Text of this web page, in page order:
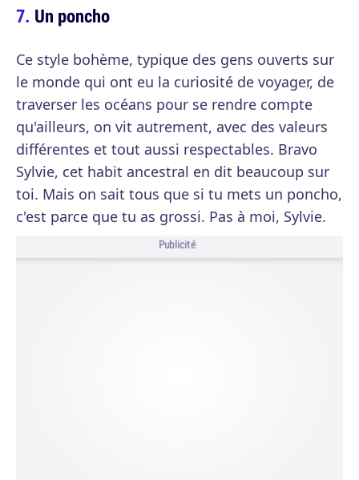
Un poncho
Ce style bohème, typique des gens ouverts sur
le monde qui ont eu la curiosité de voyager, de
traverser les océans pour se rendre compte
qu'ailleurs, on vit autrement, avec des valeurs
différentes et tout aussi respectables. Bravo
Sylvie, cet habit ancestral en dit beaucoup sur
toi. Mais on sait tous que si tu mets un poncho,
c'est parce que tu as grossi. Pas à moi, Sylvie.
Publicité